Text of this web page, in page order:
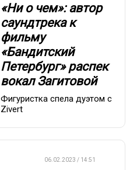
«Ни о чем»: автор
саундтрека к
фильму
«Бандитский
Петербург» распек
вокал Загитовой
Фигуристка спела дуэтом с
Zivert
06.02.2023 / 14:51